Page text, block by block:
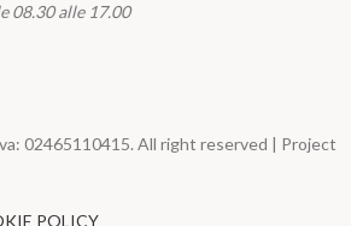
08.30 alle 17.00
02465110415. All right reserved | Project
POLICY